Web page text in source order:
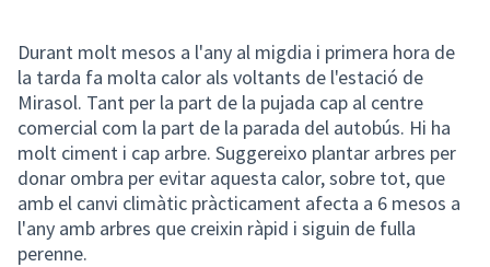
Durant molt mesos a l'any al migdia i primera hora de
la tarda fa molta calor als voltants de l'estació de
Mirasol. Tant per la part de la pujada cap al centre
comercial com la part de la parada del autobús. Hi ha
molt ciment i cap arbre. Suggereixo plantar arbres per
donar ombra per evitar aquesta calor, sobre tot, que
amb el canvi climàtic pràcticament afecta a 6 mesos a
l'any amb arbres que creixin ràpid i siguin de fulla
perenne.